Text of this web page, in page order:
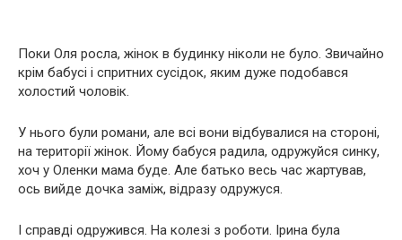
Поки Оля росла, жінок в будинку ніколи не було. Звичайно
крім бабусі і спритних сусідок, яким дуже подобався
холостий чоловік.
У нього були романи, але всі вони відбувалися на стороні,
на території жінок. Йому бабуся радила, одружуйся синку,
хоч у Оленки мама буде. Але батько весь час жартував,
ось вийде дочка заміж, відразу одружуся.
І справді одружився. На колезі з роботи. Ірина була